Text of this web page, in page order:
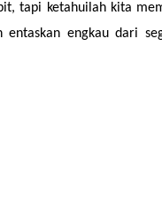
tapi ketahuilah kita
engkau dari